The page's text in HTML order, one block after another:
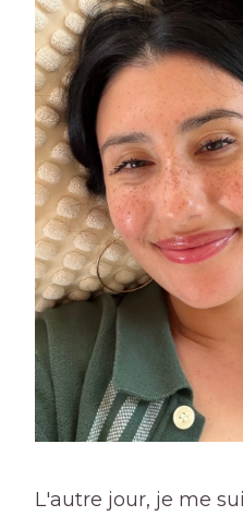
L'autre jour, je me